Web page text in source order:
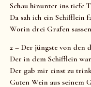
Schau hinunter ins tiefe
Da sah ich ein Schifflein
Worin drei Grafen
2 – Der jüngste von den
Der in dem Schifflein war
Der gab mir einst zu
Guten Wein aus seinem